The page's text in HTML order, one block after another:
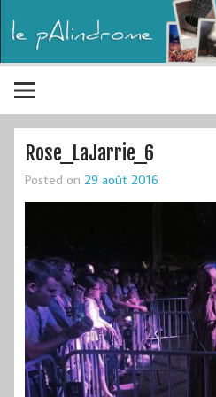
Rose_LaJarrie_6
Posted on 29 août 2016